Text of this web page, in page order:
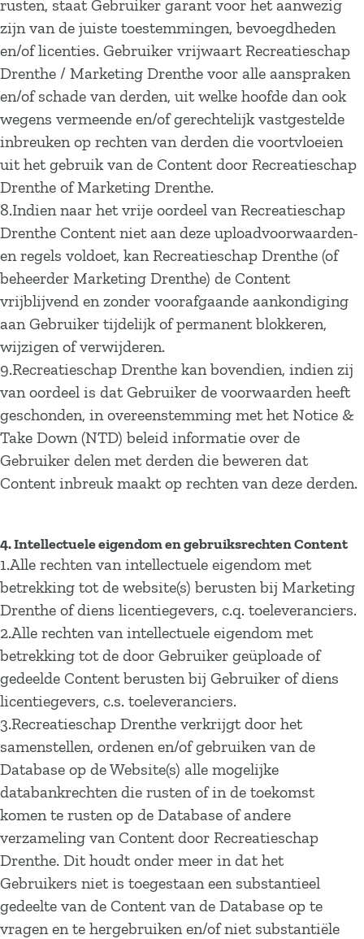
rusten, staat Gebruiker garant voor het aanwezig
zijn van de juiste toestemmingen, bevoegdheden
en/of licenties. Gebruiker vrijwaart Recreatieschap
Drenthe / Marketing Drenthe voor alle aanspraken
en/of schade van derden, uit welke hoofde dan ook
wegens vermeende en/of gerechtelijk vastgestelde
inbreuken op rechten van derden die voortvloeien
uit het gebruik van de Content door Recreatieschap
Drenthe of Marketing Drenthe.
8.Indien naar het vrije oordeel van Recreatieschap
Drenthe Content niet aan deze uploadvoorwaarden-
en regels voldoet, kan Recreatieschap Drenthe (of
beheerder Marketing Drenthe) de Content
vrijblijvend en zonder voorafgaande aankondiging
aan Gebruiker tijdelijk of permanent blokkeren,
wijzigen of verwijderen.
9.Recreatieschap Drenthe kan bovendien, indien zij
van oordeel is dat Gebruiker de voorwaarden heeft
geschonden, in overeenstemming met het Notice &
Take Down (NTD) beleid informatie over de
Gebruiker delen met derden die beweren dat
Content inbreuk maakt op rechten van deze derden.
4. Intellectuele eigendom en gebruiksrechten Content
1.Alle rechten van intellectuele eigendom met
betrekking tot de website(s) berusten bij Marketing
Drenthe of diens licentiegevers, c.q. toeleveranciers.
2.Alle rechten van intellectuele eigendom met
betrekking tot de door Gebruiker geüploade of
gedeelde Content berusten bij Gebruiker of diens
licentiegevers, c.s. toeleveranciers.
3.Recreatieschap Drenthe verkrijgt door het
samenstellen, ordenen en/of gebruiken van de
Database op de Website(s) alle mogelijke
databankrechten die rusten of in de toekomst
komen te rusten op de Database of andere
verzameling van Content door Recreatieschap
Drenthe. Dit houdt onder meer in dat het
Gebruikers niet is toegestaan een substantieel
gedeelte van de Content van de Database op te
vragen en te hergebruiken en/of niet substantiële